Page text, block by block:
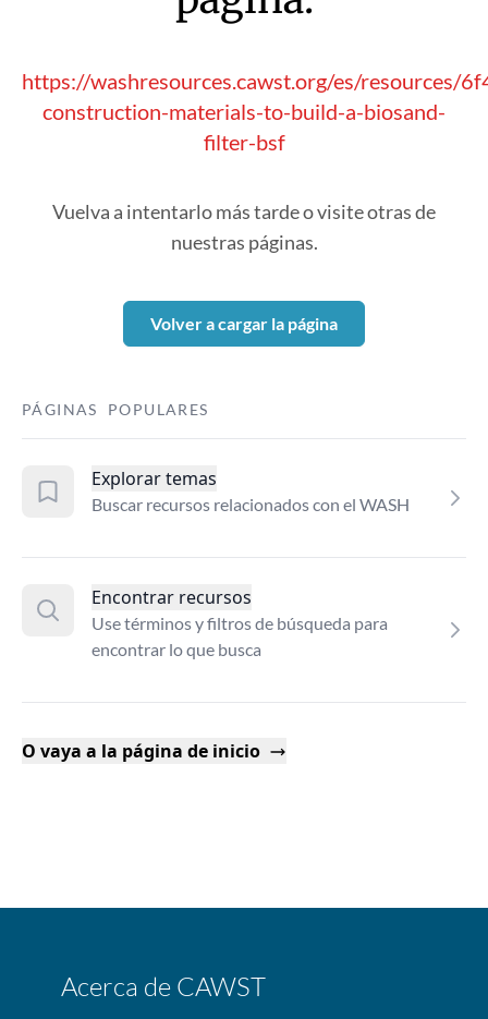
https://washresources.cawst.org/es/resources/
construction-materials-to-build-a-biosand-
filter-bsf
Vuelva a intentarlo más tarde o visite otras de
nuestras páginas.
Volver a cargar la página
PÁGINAS POPULARES
Explorar temas
Buscar recursos relacionados con el WASH
Encontrar recursos
Use términos y filtros de búsqueda para
encontrar lo que busca
O vaya a la página de inicio
Acerca de CAWST